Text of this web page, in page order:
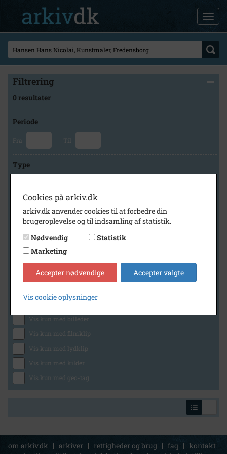
Filtrering
0 resultater
Periode
Fra Til
Type
Arkiv
Fredensborg
Generelt
Vis kun med billeder
Vis kun med filmklip
Vis kun med lydklip
Vis kun med kilder
Vis kun med geo-tag
om arkiv.dk | arkiver | rettigheder og brug | faq | kontakt
Cookies på arkiv.dk
arkiv.dk anvender cookies til at forbedre din
brugeroplevelse og til indsamling af statistik.
Nødvendig
Statistik
Marketing
Accepter nødvendige Accepter valgte
Vis cookie oplysninger